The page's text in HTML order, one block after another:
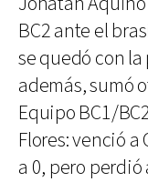
BC2 ante el
se quedó con
además, sumó
Equipo BC1/
Flores: venció a
a 0, pero perdió